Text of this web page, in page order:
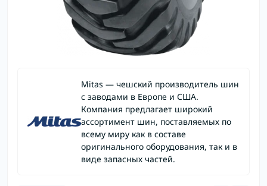
Mitas — чешский производитель шин
с заводами в Европе и США.
Компания предлагает широкий
ассортимент шин, поставляемых по
всему миру как в составе
оригинального оборудования, так и в
виде запасных частей.